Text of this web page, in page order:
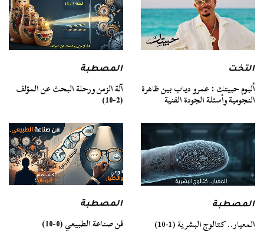
التخت
ألبوم حبيتك : عمرو دياب بين ظاهرة
النجومية وأسئلة الجودة الفنية
المصطبة
آلة الزمن ورحلة البحث عن المؤلف
(2-10)
المصطبة
المعيار.. كتالوج البشرية (1-10)
المصطبة
فن صناعة الطبيعي (0-10)